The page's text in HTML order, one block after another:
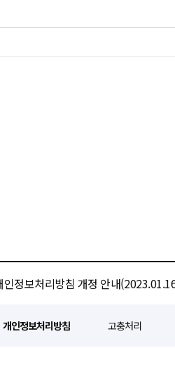
인정보처리방침 개정 안내
개인정보처리방침 고충처리